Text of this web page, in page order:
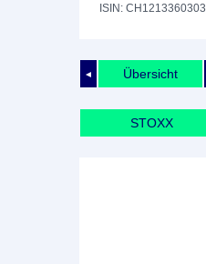
ISIN: CH1213360303
◄ Übersicht
STOXX